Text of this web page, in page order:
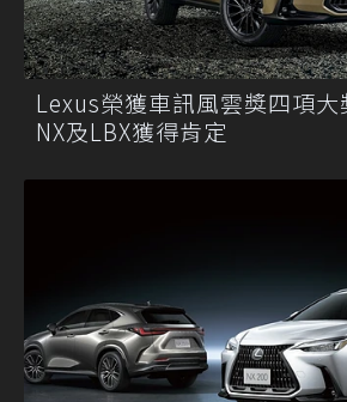
Lexus榮獲車訊風雲獎四項大
NX及LBX獲得肯定